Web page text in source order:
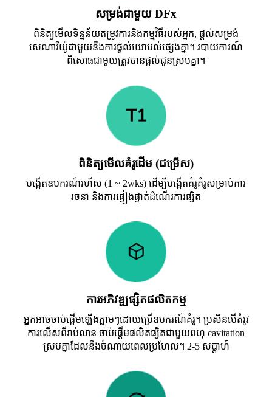
សម្រង់ជាមួយ DFx
ពិនិត្យ​មើល​ទិន្នន័យ​តម្រូវ​ការ​និង​កម្មវិធី​របស់​អ្នក​, ផ្តល់​សម្រង់​
សេណារីយ៉ូ​ជាមួយ​នឹង​ការ​ផ្ដល់​យោបល់​ផ្សេង​គ្នា​។ របាយការណ៍
ពិសោធជាមួយត្រូវបានផ្តល់ជូនស្របគ្នា។
ពិនិត្យមើលគំរូដើម (ជម្រើស)
បង្កើតឧបករណ៍រហ័ស (1 ~ 2wks) ដើម្បីបង្កើតគំរូគំរូសម្រាប់ការ
រចនា និងការផ្ទៀងផ្ទាត់ដំណើរការផ្សិត
ការអភិវឌ្ឍផ្សិតផលិតកម្ម
អ្នកអាចចាប់ផ្តើមឡើងភ្លាមៗដោយប្រើឧបករណ៍គំរូ។ ប្រសិនបើតំរូវ
ការលើសពីរាប់លាន ចាប់ផ្តើមផលិតផ្សិតជាមួយពហុ cavitation
ស្របគ្នាដែលនឹងចំណាយពេលប្រហែល។ 2-5 សប្តាហ៍